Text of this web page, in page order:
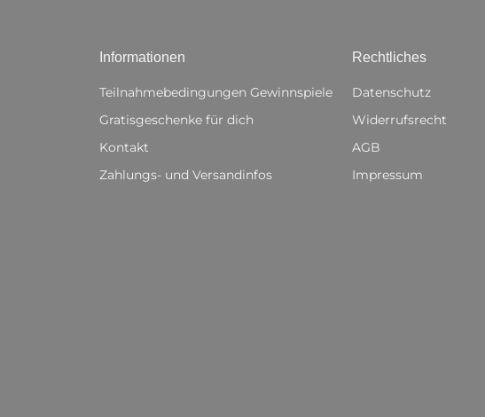
Informationen
Teilnahmebedingungen Gewinnspiele
Gratisgeschenke für dich
Kontakt
Zahlungs- und Versandinfos
Rechtliches
Datenschutz
Widerrufsrecht
AGB
Impressum